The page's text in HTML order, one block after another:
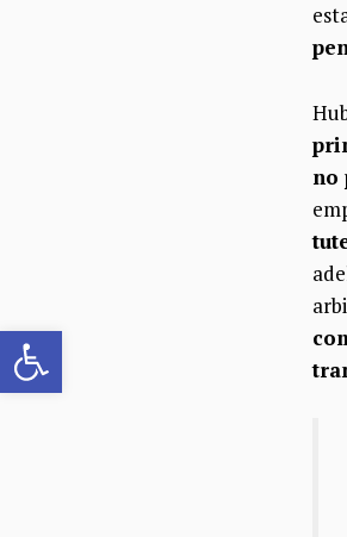
Abrir barra de herramientas
no